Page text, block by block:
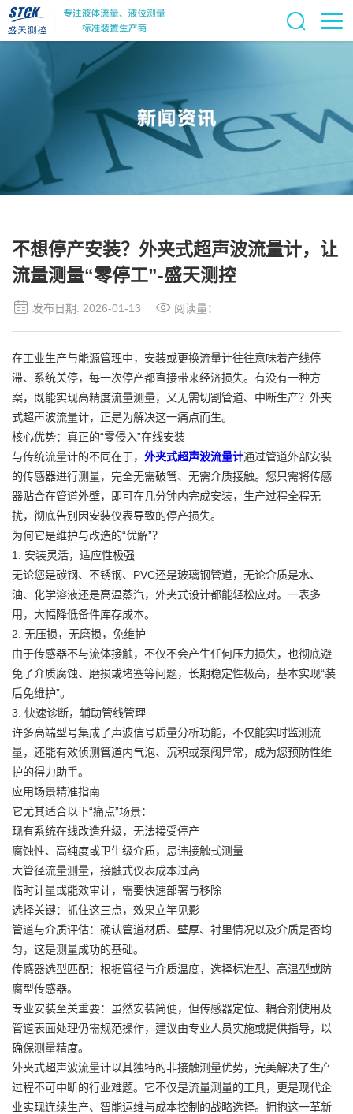
不想停产安装？外夹式超声波流量计，让
流量测量“零停工”-盛天测控
发布日期: 2026-01-13 阅读量：
在工业生产与能源管理中，安装或更换流量计往往意味着产线停
滞、系统关停，每一次停产都直接带来经济损失。有没有一种方
案，既能实现高精度流量测量，又无需切割管道、中断生产？外夹
式超声波流量计，正是为解决这一痛点而生。
核心优势：真正的“零侵入”在线安装
与传统流量计的不同在于， 外夹式超声波流量计通过管道外部安装
的传感器进行测量，完全无需破管、无需介质接触。您只需将传感
器贴合在管道外壁，即可在几分钟内完成安装，生产过程全程无
扰，彻底告别因安装仪表导致的停产损失。
为何它是维护与改造的“优解”？
1. 安装灵活，适应性极强
无论您是碳钢、不锈钢、PVC还是玻璃钢管道，无论介质是水、
油、化学溶液还是高温蒸汽，外夹式设计都能轻松应对。一表多
用，大幅降低备件库存成本。
2. 无压损，无磨损，免维护
由于传感器不与流体接触，不仅不会产生任何压力损失，也彻底避
免了介质腐蚀、磨损或堵塞等问题，长期稳定性极高，基本实现“装
后免维护”。
3. 快速诊断，辅助管线管理
许多高端型号集成了声波信号质量分析功能，不仅能实时监测流
量，还能有效侦测管道内气泡、沉积或泵阀异常，成为您预防性维
护的得力助手。
应用场景精准指南
它尤其适合以下“痛点”场景：
现有系统在线改造升级，无法接受停产
腐蚀性、高纯度或卫生级介质，忌讳接触式测量
大管径流量测量，接触式仪表成本过高
临时计量或能效审计，需要快速部署与移除
选择关键：抓住这三点，效果立竿见影
管道与介质评估：确认管道材质、壁厚、衬里情况以及介质是否均
匀，这是测量成功的基础。
传感器选型匹配：根据管径与介质温度，选择标准型、高温型或防
腐型传感器。
专业安装至关重要：虽然安装简便，但传感器定位、耦合剂使用及
管道表面处理仍需规范操作，建议由专业人员实施或提供指导，以
确保测量精度。
外夹式超声波流量计以其独特的非接触测量优势，完美解决了生产
过程不可中断的行业难题。它不仅是流量测量的工具，更是现代企
业实现连续生产、智能运维与成本控制的战略选择。拥抱这一革新